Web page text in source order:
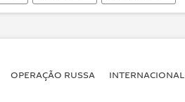
nacional Índia
OPERAÇÃO RUSSA INTERNACIONAL